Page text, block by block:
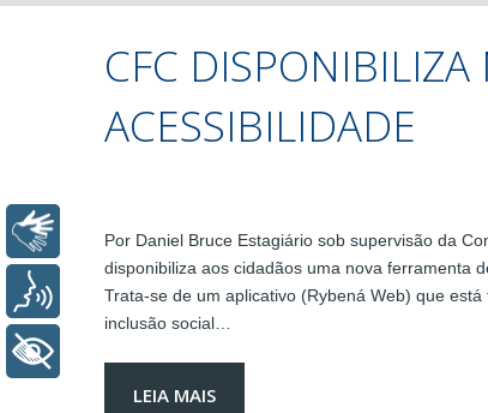
CFC
ACESSIBILIDADE
Por Daniel Bruce Estagiário sob supervisão da
disponibiliza aos cidadãos uma nova ferramenta
Trata-se de um aplicativo (Rybená Web) que
inclusão social…
LEIA MAIS
Libras
Voz